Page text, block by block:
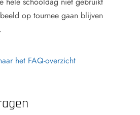
op tournee gaan blijven
het FAQ-overzicht